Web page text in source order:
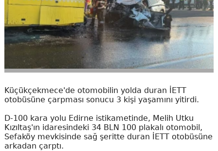
Küçükçekmece'de otomobilin yolda duran İETT
otobüsüne çarpması sonucu 3 kişi yaşamını yitirdi.
D-100 kara yolu Edirne istikametinde, Melih Utku
Kızıltaş'ın idaresindeki 34 BLN 100 plakalı otomobil,
Sefaköy mevkisinde sağ şeritte duran İETT otobüsüne
arkadan çarptı.